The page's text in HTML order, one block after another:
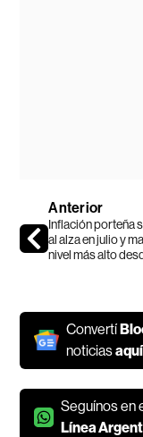
Anterior
Inflación porteña
al alza en julio y
nivel más alto
Convertí
noticiasaquí
Seguínos en
Línea